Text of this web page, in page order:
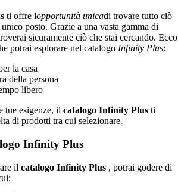
ti offre lopportunità unicadi trovare tutto ciò
posto. Grazie a una vasta gamma di
sicuramente ciò che stai cercando. Ecco
potrai esplorare nel catalogo Infinity Plus:
la casa
della persona
libero
tue esigenze, il catalogo Infinity Plus ti
di prodotti tra cui selezionare.
Infinity Plus
il catalogo Infinity Plus , potrai godere di